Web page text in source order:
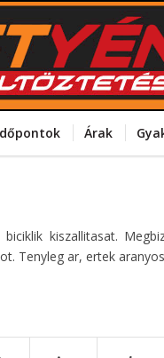
Árak
kiszallitasat.
Tenyleg ar, ertek